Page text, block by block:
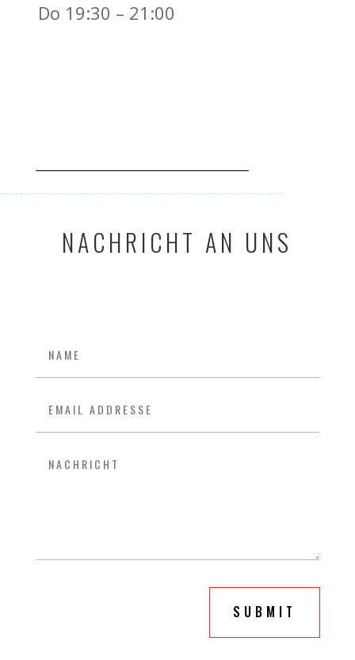
Do 19:30 – 21:00
NACHRICHT AN UNS
SUBMIT